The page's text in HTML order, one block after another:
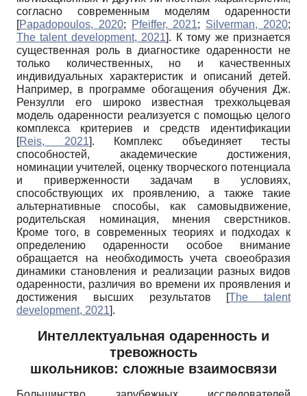
согласно современным моделям одаренности
[Papadopoulos, 2020; Pfeiffer, 2021; Silverman, 2020;
The talent development, 2021]. К тому же признается
существенная роль в диагностике одаренности не
только количественных, но и качественных
индивидуальных характеристик и описаний детей.
Например, в программе обогащения обучения Дж.
Рензулли его широко известная трехкольцевая
модель одаренности реализуется с помощью целого
комплекса критериев и средств идентификации
[Reis, 2021]. Комплекс объединяет тесты
способностей, академические достижения,
номинации учителей, оценку творческого потенциала
и приверженности задачам в условиях,
способствующих их проявлению, а также такие
альтернативные способы, как самовыдвижение,
родительская номинация, мнения сверстников.
Кроме того, в современных теориях и подходах к
определению одаренности особое внимание
обращается на необходимость учета своеобразия
динамики становления и реализации разных видов
одаренности, различия во времени их проявления и
достижения высших результатов
[The talent
development, 2021].
Интеллектуальная одаренность и
тревожность
школьников: сложные взаимосвязи